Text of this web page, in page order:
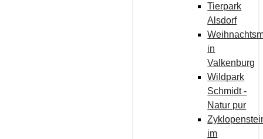
Tierpark
Alsdorf
in
Valkenburg
Wildpark
Schmidt -
Natur pur
im